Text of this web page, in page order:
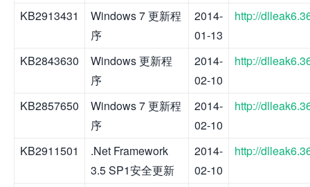
KB2913431
Windows 7 更新程
序
2014-
01-13
http://
KB2843630
Windows 更新程
序
2014-
02-10
http://
KB2857650
Windows 7 更新程
序
2014-
02-10
http://
KB2911501
.Net Framework
3.5 SP1安全更新
2014-
02-10
http://